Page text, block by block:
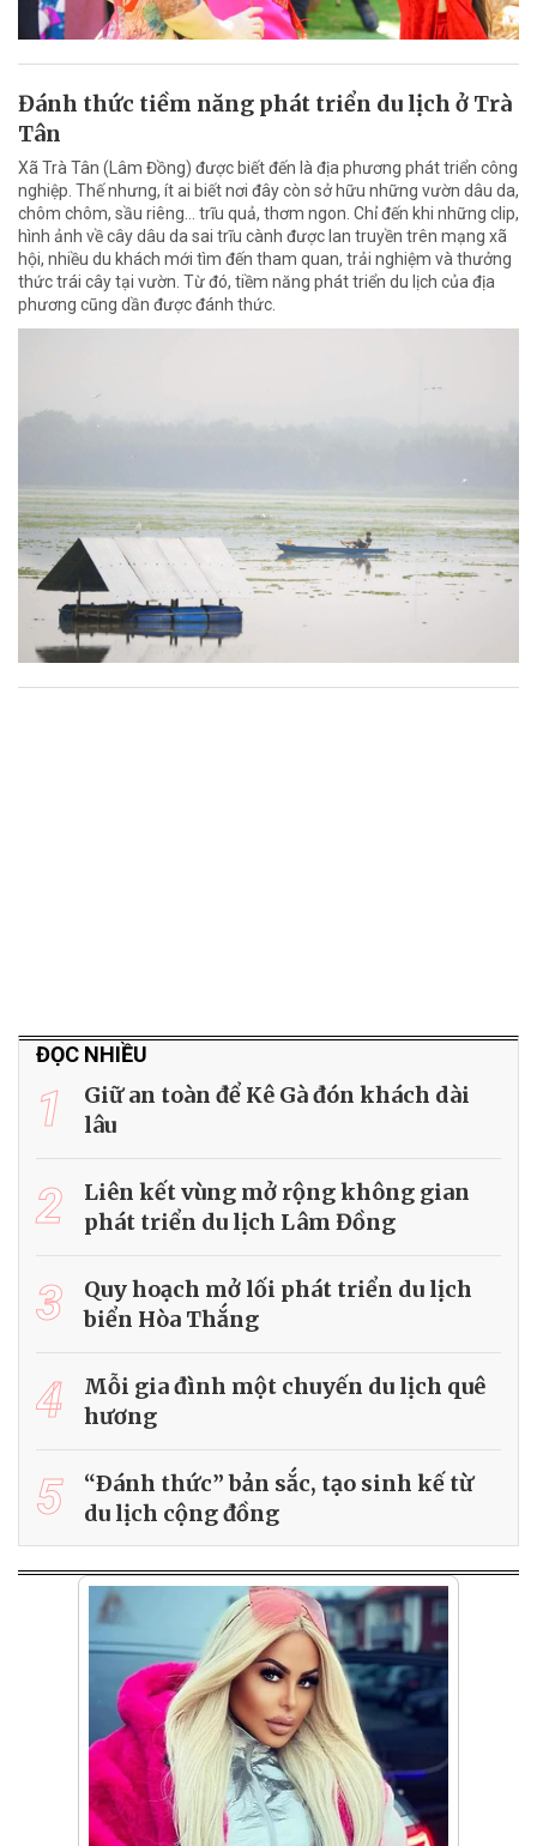
Đánh thức tiềm năng phát triển du lịch ở Trà
Tân
Xã Trà Tân (Lâm Đồng) được biết đến là địa phương phát triển công
nghiệp. Thế nhưng, ít ai biết nơi đây còn sở hữu những vườn dâu da,
chôm chôm, sầu riêng… trĩu quả, thơm ngon. Chỉ đến khi những clip,
hình ảnh về cây dâu da sai trĩu cành được lan truyền trên mạng xã
hội, nhiều du khách mới tìm đến tham quan, trải nghiệm và thưởng
thức trái cây tại vườn. Từ đó, tiềm năng phát triển du lịch của địa
phương cũng dần được đánh thức.
ĐỌC NHIỀU
1
Giữ an toàn để Kê Gà đón khách dài
lâu
2
Liên kết vùng mở rộng không gian
phát triển du lịch Lâm Đồng
3
Quy hoạch mở lối phát triển du lịch
biển Hòa Thắng
4
Mỗi gia đình một chuyến du lịch quê
hương
5
“Ðánh thức” bản sắc, tạo sinh kế từ
du lịch cộng đồng